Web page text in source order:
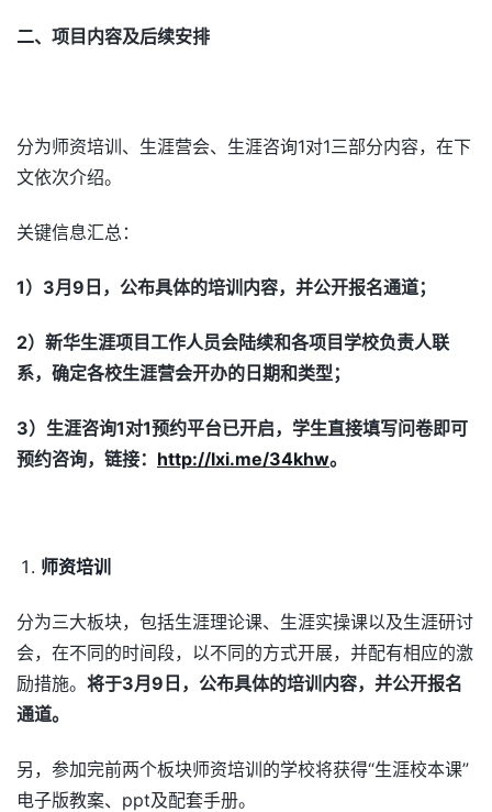
二、项目内容及后续安排
分为师资培训、生涯营会、生涯咨询1对1三部分内容，在下
文依次介绍。
关键信息汇总：
1）3月9 日，公布具体的培训内容，并公开报名通道；
2）新华生涯项目工作人员会陆续和各项目学校负责人联
系，确定各校生涯营会开办的日期和类型；
3）生涯咨询1对1预约平台已开启，学生直接填写问卷即可
预约咨询，链接： http://lxi.me/34khw。
师资培训
分为三大板块，包括生涯理论课、生涯实操课以及生涯研讨
会，在不同的时间段，以不同的方式开展，并配有相应的激
励措施。 将于3月9 日，公布具体的培训内容，并公开报名
通道。
另，参加完前两个板块师资培训的学校将获得“生涯校本课”
电子版教案、ppt及配套手册。